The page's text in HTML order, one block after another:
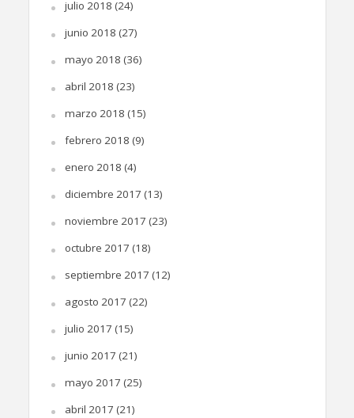
julio 2018 (24)
junio 2018 (27)
mayo 2018 (36)
abril 2018 (23)
marzo 2018 (15)
febrero 2018 (9)
enero 2018 (4)
diciembre 2017 (13)
noviembre 2017 (23)
octubre 2017 (18)
septiembre 2017 (12)
agosto 2017 (22)
julio 2017 (15)
junio 2017 (21)
mayo 2017 (25)
abril 2017 (21)